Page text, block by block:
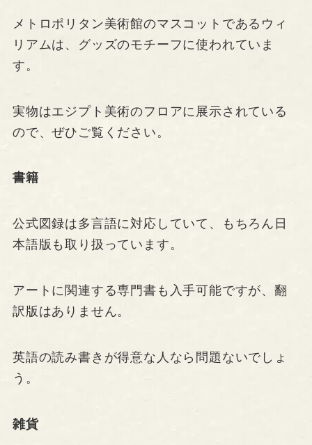
メトロポリタン美術館のマスコットであるウィ
リアムは、グッズのモチーフに使われていま
す。
実物はエジプト美術のフロアに展示されている
ので、ぜひご覧ください。
書籍
公式図録は多言語に対応していて、もちろん日
本語版も取り扱っています。
アートに関連する専門書も入手可能ですが、翻
訳版はありません。
英語の読み書きが得意な人なら問題ないでしょ
う。
雑貨